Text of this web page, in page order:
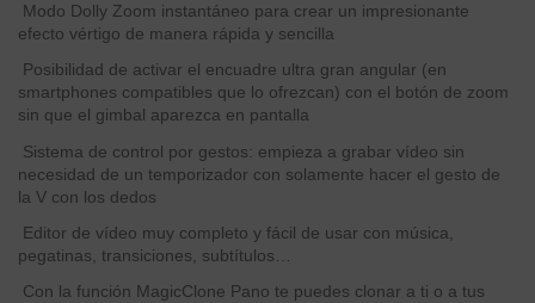
Modo Dolly Zoom instantáneo para crear un impresionante
efecto vértigo de manera rápida y sencilla
Posibilidad de activar el encuadre ultra gran angular (en
smartphones compatibles que lo ofrezcan) con el botón de zoom
sin que el gimbal aparezca en pantalla
Sistema de control por gestos: empieza a grabar vídeo sin
necesidad de un temporizador con solamente hacer el gesto de
la V con los dedos
Editor de vídeo muy completo y fácil de usar con música,
pegatinas, transiciones, subtítulos…
Con la función MagicClone Pano te puedes clonar a ti o a tus